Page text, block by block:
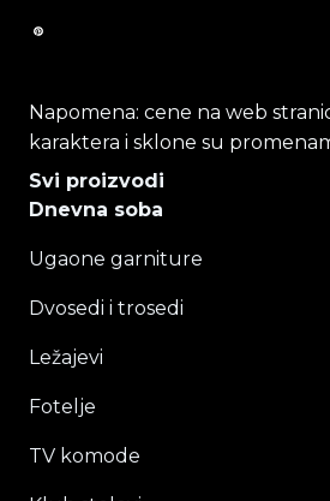
Napomena: cene na web
karaktera i sklone su
Svi proizvodi
Dnevna soba
Ugaone garniture
Dvosedi i trosedi
Ležajevi
Fotelje
TV komode